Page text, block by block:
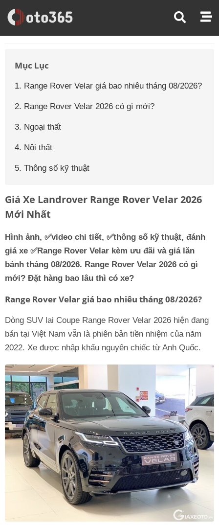
Trang Chủ Giá Xe Ô Tô
Giá Xe Ô Tô Land Rover
Mục Lục
1. Range Rover Velar giá bao nhiêu tháng 08/2026?
2. Range Rover Velar 2026 có gì mới?
3. Ngoại thất
4. Nội thất
5. Thông số kỹ thuật
Giá Xe Landrover Range Rover Velar 2026
Mới Nhất
Hình ảnh, ✅video chi tiết, ✅thông số kỹ thuật, đánh
giá xe ✅Range Rover Velar kèm ưu đãi và giá lăn
bánh tháng 08/2026. Range Rover Velar 2026 có gì
mới? Đặt hàng bao lâu thì có xe?
Range Rover Velar giá bao nhiêu tháng 08/2026?
Dòng SUV lai Coupe Range Rover Velar 2026 hiện đang
bán tại Việt Nam vẫn là phiên bản tiền nhiệm của năm
2022. Xe được nhập khẩu nguyên chiếc từ Anh Quốc.